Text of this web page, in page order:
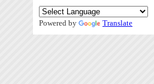
Powered by Translate